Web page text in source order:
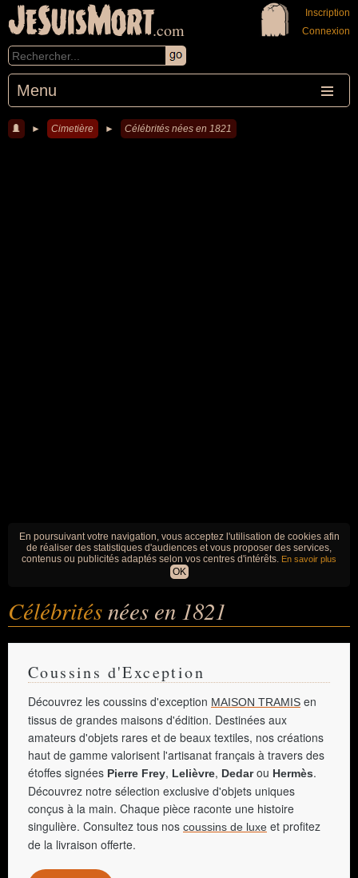
JeSuisMort.com
Menu
Inscription
Connexion
► Cimetière ► Célébrités nées en 1821
En poursuivant votre navigation, vous acceptez l'utilisation de cookies afin
de réaliser des statistiques d'audiences et vous proposer des services,
contenus ou publicités adaptés selon vos centres d'intérêts. En savoir plus
OK
Célébritésnées en 1821
Coussins d'Exception
Découvrez les coussins d'exception MAISON TRAMIS en
tissus de grandes maisons d'édition. Destinées aux
amateurs d'objets rares et de beaux textiles, nos créations
haut de gamme valorisent l'artisanat français à travers des
étoffes signées Pierre Frey, Lelièvre, Dedarou Hermès.
Découvrez notre sélection exclusive d'objets uniques
conçus à la main. Chaque pièce raconte une histoire
singulière. Consultez tous nos coussins de luxe et profitez
de la livraison offerte.